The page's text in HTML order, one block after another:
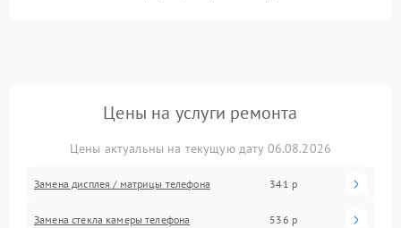
Цены на услуги ремонта
Цены актуальны на текущую дату 06.08.2026
Замена дисплея / матрицы телефона 341 р
Замена стекла камеры телефона 536 р